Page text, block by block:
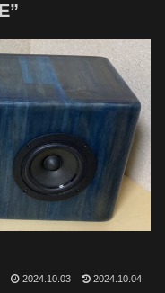
2024.10.03 2024.10.04